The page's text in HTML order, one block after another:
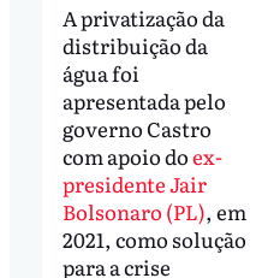
A privatização da
distribuição da
água foi
apresentada pelo
governo Castro
com apoio doex-
presidente Jair
Bolsonaro (PL), em
2021, como solução
para a crise